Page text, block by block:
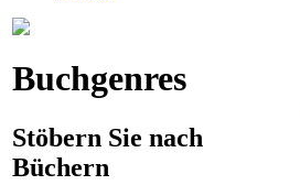
Buchgenres
Stöbern Sie nach
Büchern